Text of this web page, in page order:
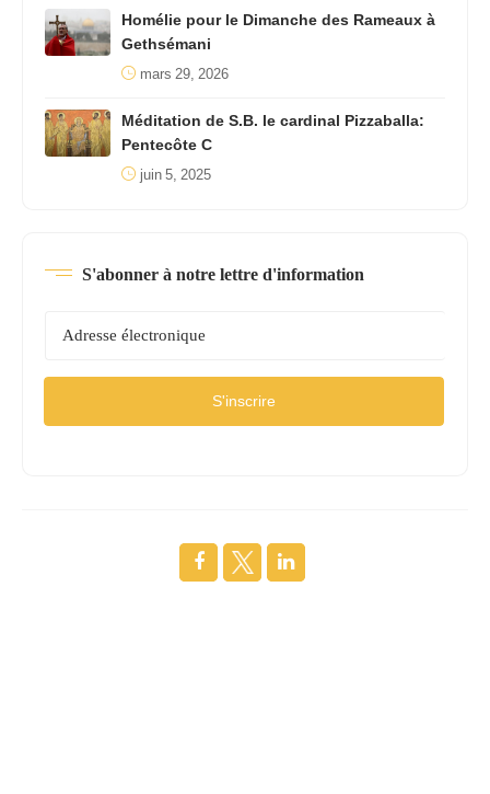
Homélie pour le Dimanche des Rameaux à
Gethsémani
mars 29, 2026
Méditation de S.B. le cardinal Pizzaballa:
Pentecôte C
juin 5, 2025
S'abonner à notre lettre d'information
S'inscrire